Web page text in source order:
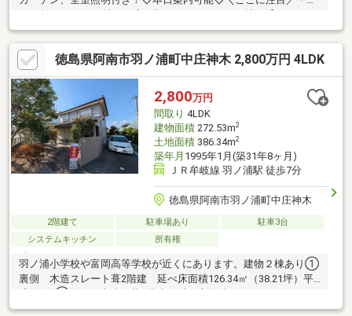
庭】・成長に合わせて可変できる子供部屋・市内にも南方面にも
又、駅も近くアクセス◎・全居室南向き・セパレートキッチン
【お電話が苦手な方でも、安心なネット予約可能！】ネット上だ
と不安... 「プロ目線で見る、ハウスメーカーの建売」を現地で体
感しませんか。現地に足を運んでこそ感じられる安心と納得があ
ります。「来場予約」または「下部のカレンダー」より、簡単に
ネット予約が可能です。
徳島県阿南市羽ノ浦町中庄神木 2,800万円 4LDK
2,800万円
間取り 4LDK
建物面積272.53m2
土地面積386.34m2
築年月 1995年1月(築31年8ヶ月)
ＪＲ牟岐線 羽ノ浦駅 徒歩7分
徳島県阿南市羽ノ浦町中庄神木
2階建て 駐車場あり
駐車3台
システムキッチン
所有権
羽ノ浦小学校や富岡高等学校が近くにあります。建物２棟あり①
裏側 木造スレート葺2階建 延べ床面積126.34㎡（38.21坪）平
成7年築②前側 木造瓦葺2階建 延べ床面積138.46㎡（41.88
坪）平成17年築羽ノ浦駅まで徒歩７分（500ｍ）羽ノ浦小学校ま